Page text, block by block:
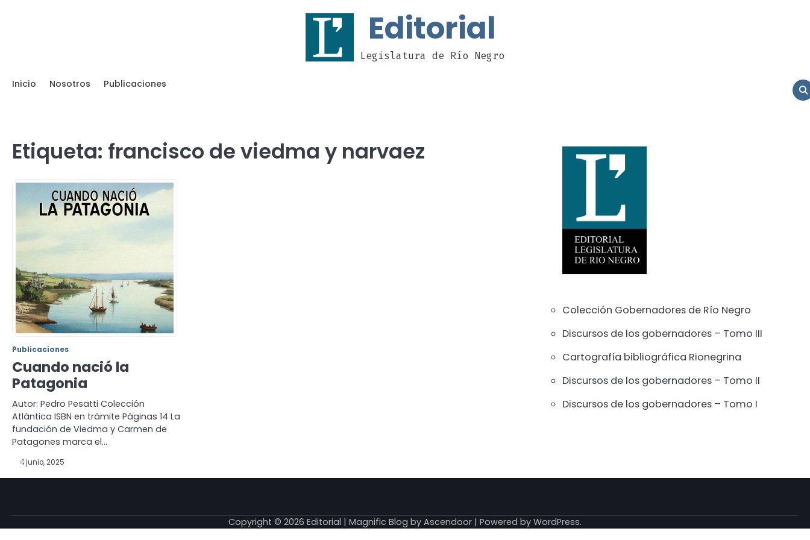
Editorial
Legislatura de Río Negro
Inicio Nosotros Publicaciones
Etiqueta: francisco de viedma y narvaez
Publicaciones
Cuando nació la
Patagonia
Autor: Pedro Pesatti Colección
Atlántica ISBN en trámite Páginas 14 La
fundación de Viedma y Carmen de
Patagones marca el…
4 junio, 2025
Colección Gobernadores de Río Negro
Discursos de los gobernadores – Tomo III
Cartografía bibliográfica Rionegrina
Discursos de los gobernadores – Tomo II
Discursos de los gobernadores – Tomo I
Copyright © 2026 Editorial | Magnific Blog by Ascendoor | Powered by WordPress.